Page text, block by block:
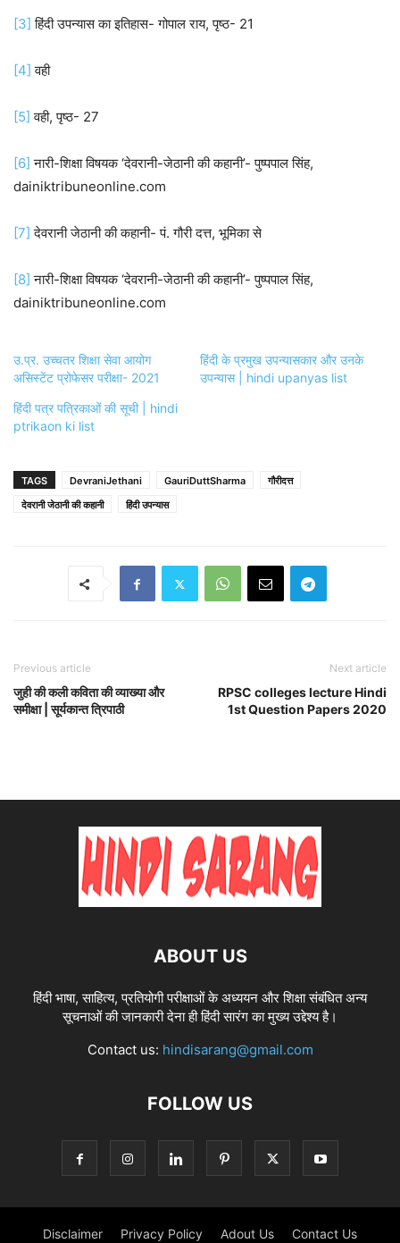
[3] हिंदी उपन्यास का इतिहास- गोपाल राय, पृष्ठ- 21
[4] वही
[5] वही, पृष्ठ- 27
[6] नारी-शिक्षा विषयक ‘देवरानी-जेठानी की कहानी’- पुष्पपाल सिंह,
dainiktribuneonline.com
[7] देवरानी जेठानी की कहानी- पं. गौरी दत्त, भूमिका से
[8] नारी-शिक्षा विषयक ‘देवरानी-जेठानी की कहानी’- पुष्पपाल सिंह,
dainiktribuneonline.com
उ.प्र. उच्चतर शिक्षा सेवा आयोग
असिस्टेंट प्रोफेसर परीक्षा- 2021
हिंदी के प्रमुख उपन्यासकार और उनके
उपन्यास | hindi upanyas list
हिंदी पत्र पत्रिकाओं की सूची | hindi
ptrikaon ki list
TAGS DevraniJethani GauriDuttSharma
गौरीदत्त
देवरानी जेठानी की कहानी
हिंदी उपन्यास
Previous article
जुही की कली कविता की व्याख्या और
समीक्षा | सूर्यकान्त त्रिपाठी
Next article
RPSC colleges lecture Hindi
1st Question Papers 2020
ABOUT US
हिंदी भाषा, साहित्य, प्रतियोगी परीक्षाओं के अध्ययन और शिक्षा संबंधित अन्य
सूचनाओं की जानकारी देना ही हिंदी सारंग का मुख्य उद्देश्य है।
Contact us: hindisarang@gmail.com
FOLLOW US
Disclaimer Privacy Policy Adout Us Contact Us